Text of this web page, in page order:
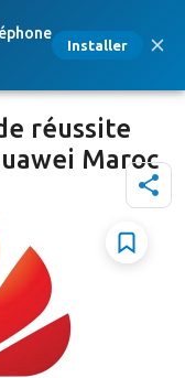
Installer
réussite
Maroc